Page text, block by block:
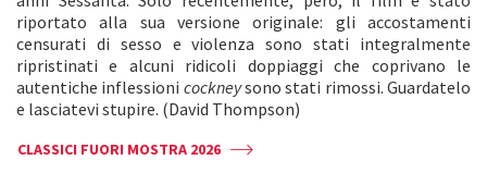
riportato alla sua versione originale: gli accostamenti
censurati di sesso e violenza sono stati integralmente
ripristinati e alcuni ridicoli doppiaggi che coprivano le
autentiche inflessioni cockneysono stati rimossi. Guardatelo
e lasciatevi stupire. (David Thompson)
CLASSICI FUORI MOSTRA 2026